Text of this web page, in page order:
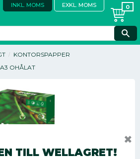
INKL. MOMS EXKL. MOMS
KONTORSPAPPER
A3 OHÅLAT
TILL WELLAGRET!
✖